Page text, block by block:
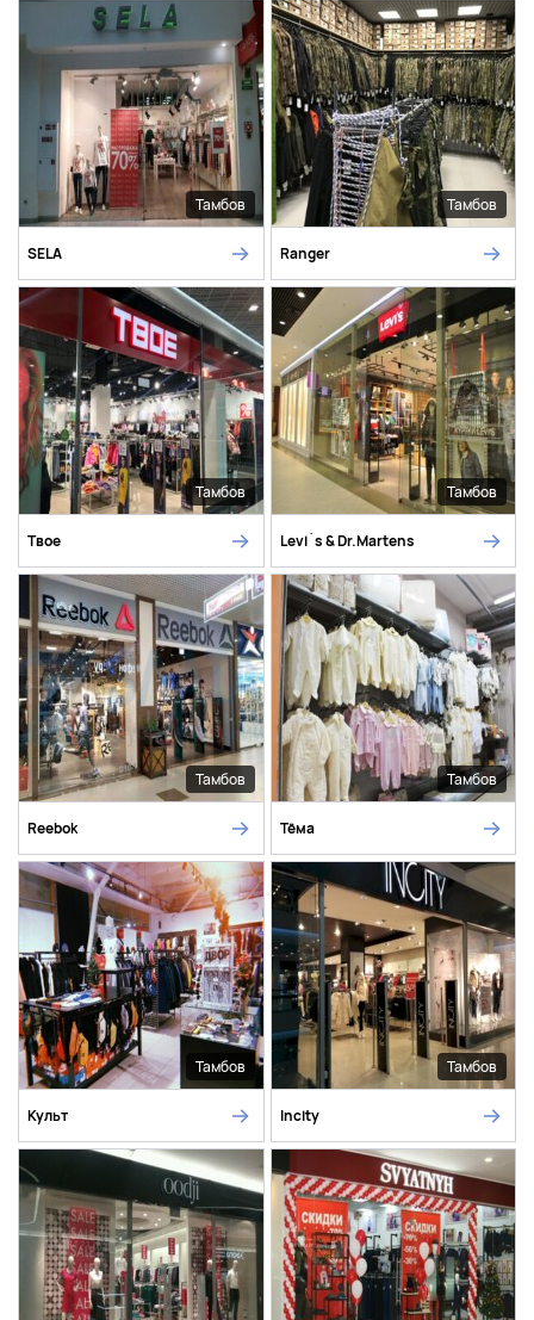
Тамбов
SELA
Тамбов
Ranger
Тамбов
Твое
Тамбов
Levi`s & Dr.Martens
Тамбов
Reebok
Тамбов
Тёма
Тамбов
Культ
Тамбов
Incity